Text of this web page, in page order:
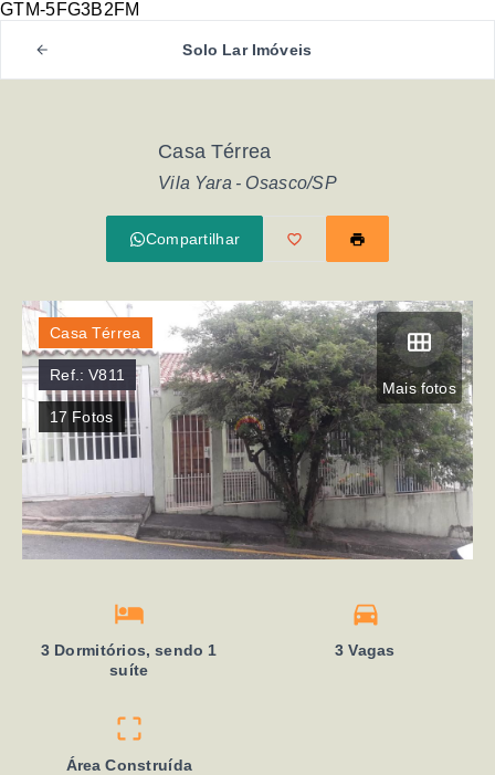
GTM-5FG3B2FM
Solo Lar Imóveis
Casa Térrea
Vila Yara - Osasco/SP
Compartilhar
Mais fotos
Casa Térrea
Ref.:V811
17 Fotos
3 Dormitórios, sendo 1
suíte
3 Vagas
Área Construída